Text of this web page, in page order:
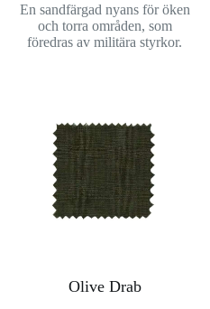
En sandfärgad nyans för öken
och torra områden, som
föredras av militära styrkor.
Olive Drab